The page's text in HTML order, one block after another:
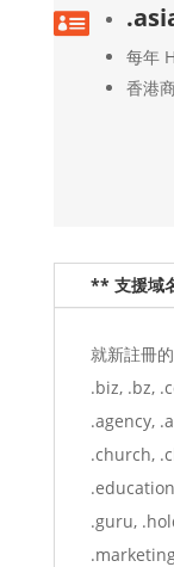

每年
香港
** 支援域
就新註冊
.biz, .bz,
.agency,
.church,
.guru,